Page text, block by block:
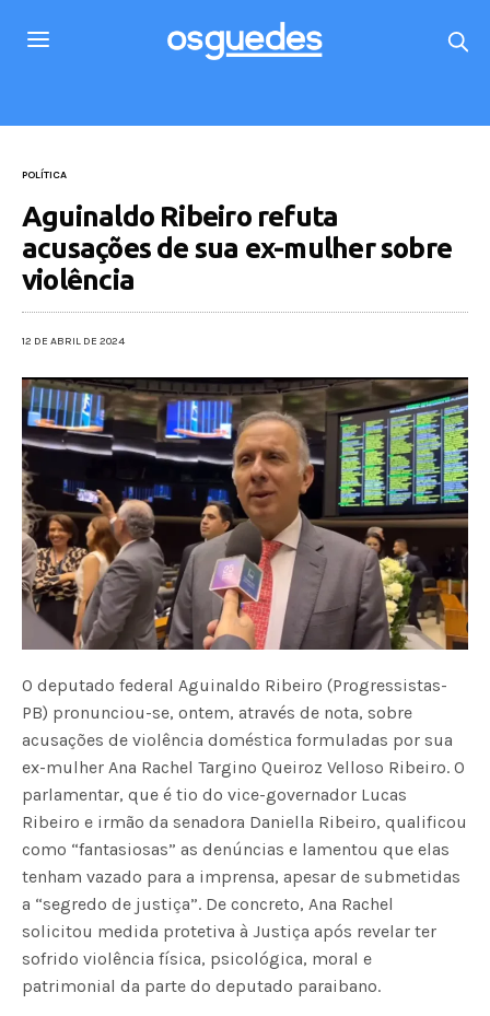
POLÍTICA
Aguinaldo Ribeiro refuta
acusações de sua ex-mulher sobre
violência
12 DE ABRIL DE 2024
O deputado federal Aguinaldo Ribeiro (Progressistas-
PB) pronunciou-se, ontem, através de nota, sobre
acusações de violência doméstica formuladas por sua
ex-mulher Ana Rachel Targino Queiroz Velloso Ribeiro. O
parlamentar, que é tio do vice-governador Lucas
Ribeiro e irmão da senadora Daniella Ribeiro, qualificou
como “fantasiosas” as denúncias e lamentou que elas
tenham vazado para a imprensa, apesar de submetidas
a “segredo de justiça”. De concreto, Ana Rachel
solicitou medida protetiva à Justiça após revelar ter
sofrido violência física, psicológica, moral e
patrimonial da parte do deputado paraibano.